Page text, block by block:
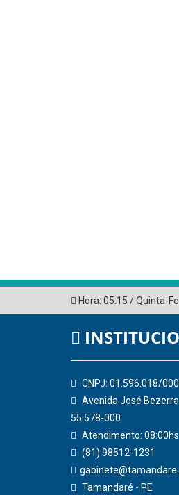
Hora: 05:15 /Quinta-
CNPJ: 01.596.018/
Avenida José
55.578-000
Atendimento:
(81) 98512-1231
Tamandaré - PE